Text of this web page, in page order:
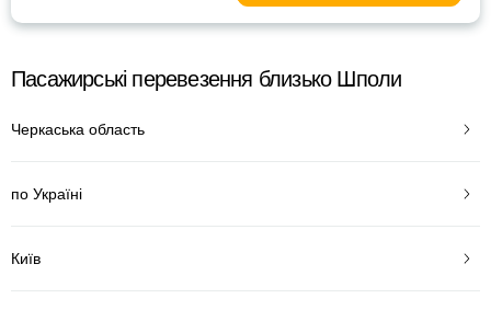
Пасажирські перевезення близько Шполи
Черкаська область
по Україні
Київ